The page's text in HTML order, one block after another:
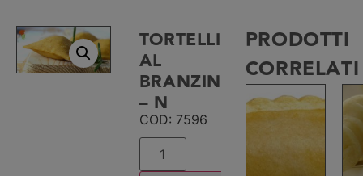
TORTELLI
AL
BRANZINO
– N
COD: 7596
PRODOTTI
CORRELATI